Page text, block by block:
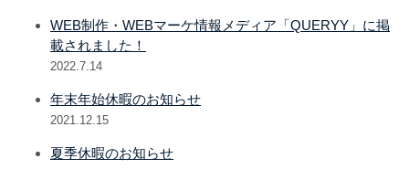
WEB制作・WEBマーケ情報メディア「QUERYY」に掲
載されました！
2022.7.14
年末年始休暇のお知らせ
2021.12.15
夏季休暇のお知らせ